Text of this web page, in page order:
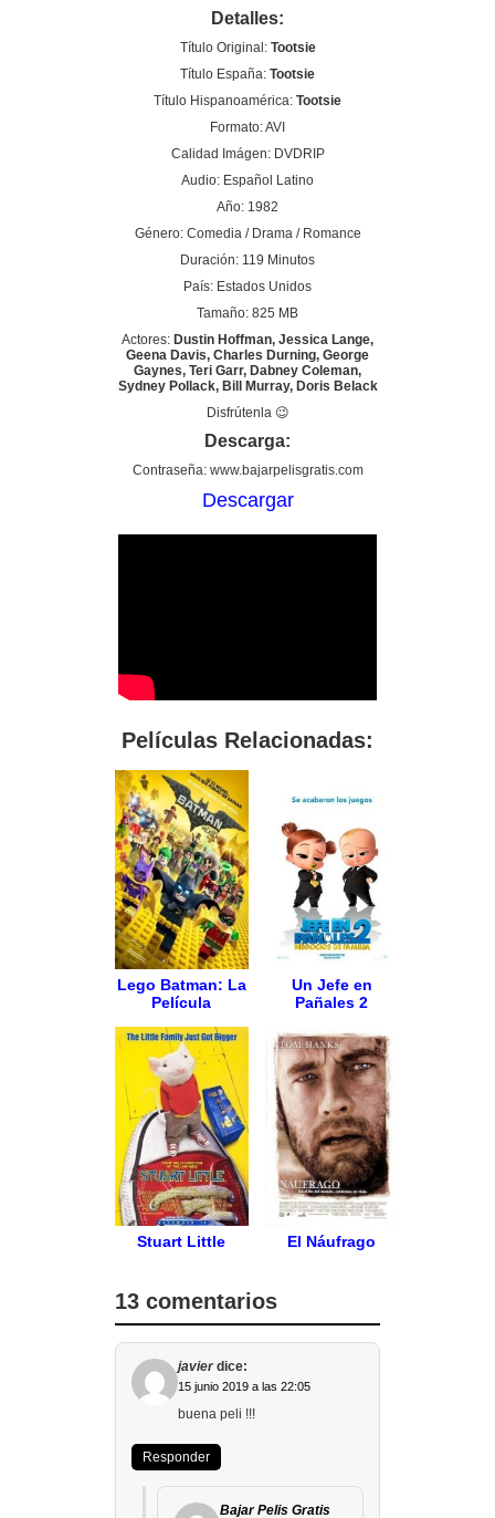
Detalles:
Título Original: Tootsie
Título España: Tootsie
Título Hispanoamérica: Tootsie
Formato: AVI
Calidad Imágen: DVDRIP
Audio: Español Latino
Año: 1982
Género: Comedia / Drama / Romance
Duración: 119 Minutos
País: Estados Unidos
Tamaño: 825 MB
Actores: Dustin Hoffman, Jessica Lange,
Geena Davis, Charles Durning, George
Gaynes, Teri Garr, Dabney Coleman,
Sydney Pollack, Bill Murray, Doris Belack
Disfrútenla 😉
Descarga:
Contraseña: www.bajarpelisgratis.com
Descargar
Películas Relacionadas:
Lego Batman: La
Película
Un Jefe en
Pañales 2
Stuart Little El Náufrago
13 comentarios
javier dice:
15 junio 2019 a las 22:05
buena peli !!!
Responder
Bajar Pelis Gratis